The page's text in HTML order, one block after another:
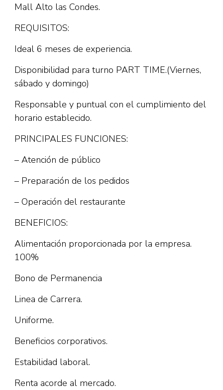
Mall Alto las Condes.
REQUISITOS:
Ideal 6 meses de experiencia.
Disponibilidad para turno PART TIME.(Viernes,
sábado y domingo)
Responsable y puntual con el cumplimiento del
horario establecido.
PRINCIPALES FUNCIONES:
– Atención de público
– Preparación de los pedidos
– Operación del restaurante
BENEFICIOS:
Alimentación proporcionada por la empresa.
100%
Bono de Permanencia
Linea de Carrera.
Uniforme.
Beneficios corporativos.
Estabilidad laboral.
Renta acorde al mercado.